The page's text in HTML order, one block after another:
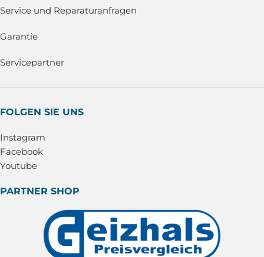
Service und Reparaturanfragen
Garantie
Servicepartner
FOLGEN SIE UNS
Instagram
Facebook
Youtube
PARTNER SHOP